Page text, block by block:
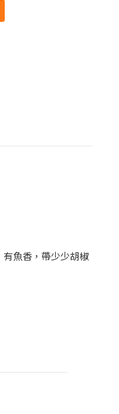
有魚香，帶少少胡椒